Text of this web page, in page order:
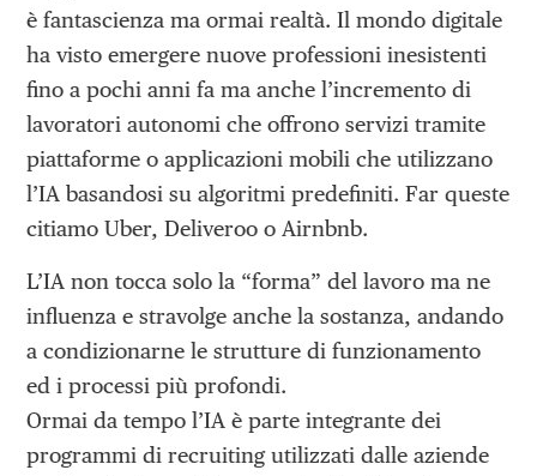
è fantascienza ma ormai realtà. Il mondo digitale
ha visto emergere nuove professioni inesistenti
fino a pochi anni fa ma anche l’incremento di
lavoratori autonomi che offrono servizi tramite
piattaforme o applicazioni mobili che utilizzano
l’IA basandosi su algoritmi predefiniti. Far queste
citiamo Uber, Deliveroo o Airnbnb.
L’IA non tocca solo la “forma” del lavoro ma ne
influenza e stravolge anche la sostanza, andando
a condizionarne le strutture di funzionamento
ed i processi più profondi.
Ormai da tempo l’IA è parte integrante dei
programmi di recruiting utilizzati dalle aziende